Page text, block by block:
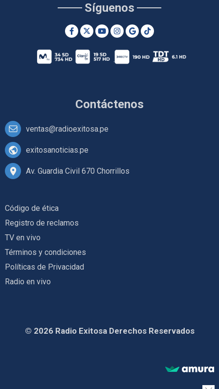
Contáctenos
ventas@radioexitosa.pe
exitosanoticias.pe
Av. Guardia Civil 670 Chorrillos
Síguenos
Código de ética
Registro de reclamos
TV en vivo
Términos y condiciones
Políticas de Privacidad
Radio en vivo
© 2026 Radio Exitosa Derechos Reservados